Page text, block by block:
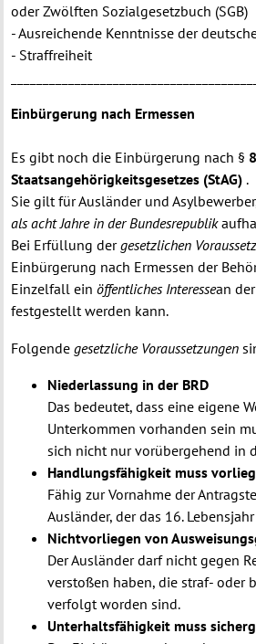
oder Zwölften Sozialgesetzbuch (SGB)
- Ausreichende Kenntnisse der
- Straffreiheit
Einbürgerung nach Ermessen
Es gibt noch die Einbürgerung nach §
Staatsangehörigkeitsgesetzes (StAG) .
Sie gilt für Ausländer und
als acht Jahre in der Bundesrepublik
Bei Erfüllung dergesetzlichen
Einbürgerung nach Ermessen der
Einzelfall einöffentliches Interessean
festgestellt werden kann.
Folgendegesetzliche Voraussetzungen
Niederlassung in der BRD
Das bedeutet, dass eine eigene
Unterkommen vorhanden sein
sich nicht nur vorübergehend in
Handlungsfähigkeit muss
Fähig zur Vornahme der
Ausländer, der das 16.
Nichtvorliegen von
Der Ausländer darf nicht gegen
verstoßen haben, die straf- oder
verfolgt worden sind.
Unterhaltsfähigkeit muss